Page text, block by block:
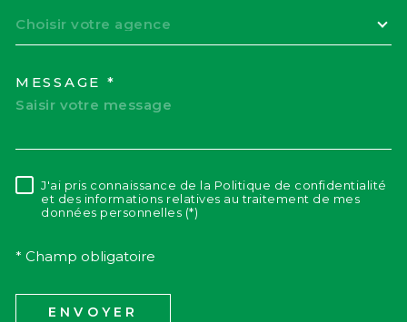
Choisir votre agence
MESSAGE *
RÈGLEMENTATION
J'ai pris connaissance de la Politique de confidentialité
et des informations relatives au traitement de mes
données personnelles (*)
* Champ obligatoire
ENVOYER